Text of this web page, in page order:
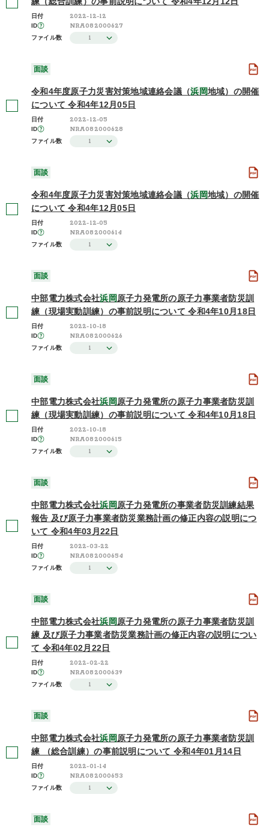
日付 2022-12-12
ID NRA082000627
ファイル数 1
面談
令和4年度原子力災害対策地域連絡会議（浜岡地域）の開催
について 令和4年12月05日
日付 2022-12-05
ID NRA082000628
ファイル数 1
面談
令和4年度原子力災害対策地域連絡会議（浜岡地域）の開催
について 令和4年12月05日
日付 2022-12-05
ID NRA082000614
ファイル数 1
面談
中部電力株式会社浜岡原子力発電所の原子力事業者防災訓
練（現場実動訓練）の事前説明について 令和4年10月18日
日付 2022-10-18
ID NRA082000626
ファイル数 1
面談
中部電力株式会社浜岡原子力発電所の原子力事業者防災訓
練（現場実動訓練）の事前説明について 令和4年10月18日
日付 2022-10-18
ID NRA082000615
ファイル数 1
面談
中部電力株式会社浜岡原子力発電所の事業者防災訓練結果
報告 及び原子力事業者防災業務計画の修正内容の説明につ
いて 令和4年03月22日
日付 2022-03-22
ID NRA082000654
ファイル数 1
面談
中部電力株式会社浜岡原子力発電所の原子力事業者防災訓
練 及び原子力事業者防災業務計画の修正内容の説明につい
て 令和4年02月22日
日付 2022-02-22
ID NRA082000639
ファイル数 1
面談
中部電力株式会社浜岡原子力発電所の原子力事業者防災訓
練 （総合訓練）の事前説明について 令和4年01月14日
日付 2022-01-14
ID NRA082000653
ファイル数 1
面談